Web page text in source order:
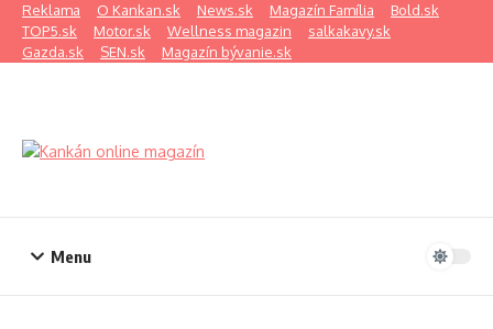
Preskočiť na obsah
Reklama O Kankan.sk News.sk Magazín Família
Bold.sk
TOP5.sk
Motor.sk Wellness magazin
salkakavy.sk
Gazda.sk
SEN.sk Magazín bývanie.sk
Menu